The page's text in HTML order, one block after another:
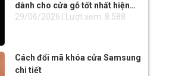
dành cho cửa gỗ tốt nhất hiện
nay
29/06/2026 | Lượt xem: 8.588
Cách đổi mã khóa cửa Samsung
chi tiết